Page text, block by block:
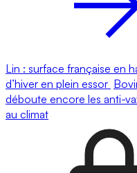
Lin : surface française en
d’hiver en plein essor
déboute encore les anti-
au climat